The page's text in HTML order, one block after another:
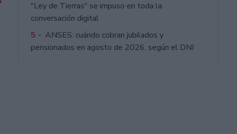
"Ley de Tierras" se impuso en toda la
conversación digital
5 - ANSES: cuándo cobran jubilados y
pensionados en agosto de 2026, según el DNI